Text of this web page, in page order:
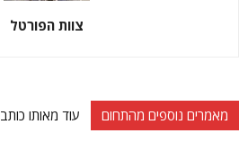
צוות הפורטל
מאמרים נוספים מהתחום עוד מאותו כותב